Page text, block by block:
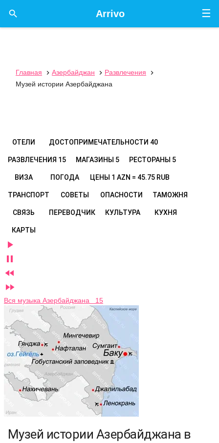
☰
Arrivo

Главная  Азербайджан  Развлечения

Музей истории Азербайджана
ОТЕЛИ ДОСТОПРИМЕЧАТЕЛЬНОСТИ 40
РАЗВЛЕЧЕНИЯ 15 МАГАЗИНЫ 5 РЕСТОРАНЫ 5
ВИЗА ПОГОДА ЦЕНЫ 1 AZN = 45.75 RUB
ТРАНСПОРТ СОВЕТЫ ОПАСНОСТИ ТАМОЖНЯ
СВЯЗЬ ПЕРЕВОДЧИК КУЛЬТУРА КУХНЯ
КАРТЫ




Вся музыка Азербайджана 15
Музей истории Азербайджана в